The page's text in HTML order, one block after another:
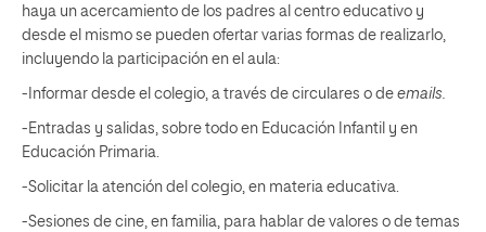
haya un acercamiento de los padres al centro educativo y
desde el mismo se pueden ofertar varias formas de realizarlo,
incluyendo la participación en el aula:
-Informar desde el colegio, a través de circulares o de emails.
-Entradas y salidas, sobre todo en Educación Infantil y en
Educación Primaria.
-Solicitar la atención del colegio, en materia educativa.
-Sesiones de cine, en familia, para hablar de valores o de temas